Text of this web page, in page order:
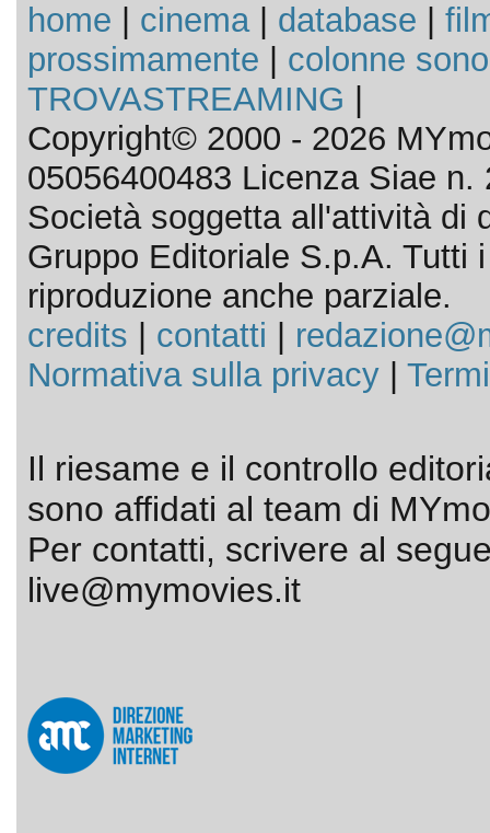
home cinema| database
prossimamente
colonne
TROVASTREAMING
Copyright© 2000 - 2026
05056400483 Licenza Siae n.
Società soggetta all'attività di
Gruppo Editoriale S.p.A. Tutti
riproduzione anche parziale.
credits
contatti
Normativa sulla privacy|
Il riesame e il controllo
sono affidati al team di
Per contatti, scrivere al
live@mymovies.it